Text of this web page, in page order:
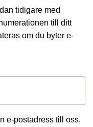
tidigare med
till ditt
om du byter e-
e-postadress till oss,